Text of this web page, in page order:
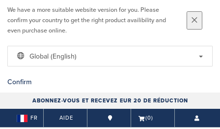
We have a more suitable website version for you. Please
confirm your country to get the right product availibility and
even purchase online.
Global (English)
Confirm
ABONNEZ-VOUS ET RECEVEZ EUR 20 DE RÉDUCTION
FR AIDE (0)